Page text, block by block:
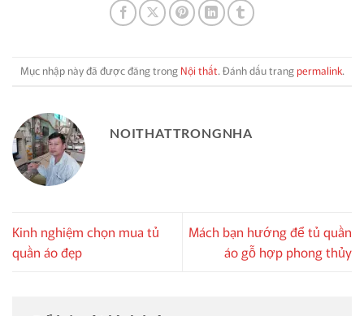
Mục nhập này đã được đăng trong Nội thất. Đánh dấu trangpermalink.
NOITHATTRONGNHA
Kinh nghiệm chọn mua tủ
quần áo đẹp
Mách bạn hướng để tủ quần
áo gỗ hợp phong thủy